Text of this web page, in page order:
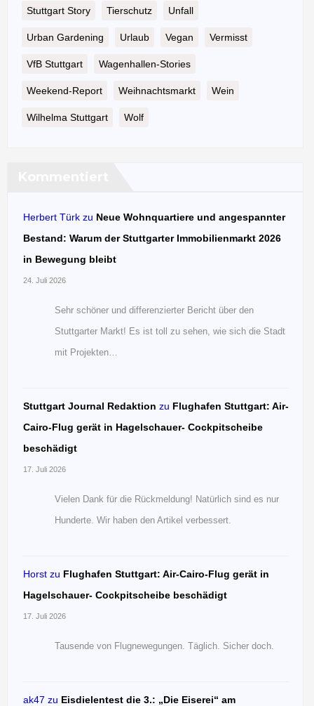
Stuttgart Story Tierschutz Unfall
Urban Gardening Urlaub Vegan Vermisst
VfB Stuttgart Wagenhallen-Stories
Weekend-Report Weihnachtsmarkt Wein
Wilhelma Stuttgart Wolf
Herbert Türk zu Neue Wohnquartiere und angespannter
Bestand: Warum der Stuttgarter Immobilienmarkt 2026
in Bewegung bleibt
24. Juli 2026
Sehr schöner und differenzierter Bericht über den
Stuttgarter Markt! Es ist toll zu sehen, wie sich die Stadt
mit Projekten…
Stuttgart Journal Redaktion zu Flughafen Stuttgart: Air-
Cairo-Flug gerät in Hagelschauer- Cockpitscheibe
beschädigt
17. Juli 2026
Vielen Dank für die Rückmeldung! Natürlich sind es nur
Hunderte. Wir haben den Artikel verbessert.
Horst zu Flughafen Stuttgart: Air-Cairo-Flug gerät in
Hagelschauer- Cockpitscheibe beschädigt
17. Juli 2026
Tausende von Flugnewegungen. Täglich. Sicher doch.
ak47 zu Eisdielentest die 3.: „Die Eiserei“ am